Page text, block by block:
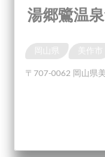
湯郷鷺温
美作市
〒707-0062 岡山県